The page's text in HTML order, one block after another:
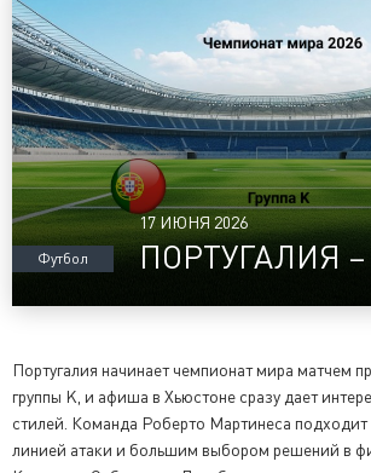
Футбол
17 ИЮНЯ 2026
ПОРТУГАЛИЯ
Португалия начинает чемпионат мира матчем
группы K, и афиша в Хьюстоне сразу дает
стилей. Команда Роберто Мартинеса
линией атаки и большим выбором решений в